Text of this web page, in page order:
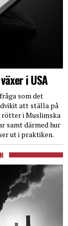
i USA
som det
att ställa på
rötter i Muslimska
samt därmed hur
ut i praktiken.